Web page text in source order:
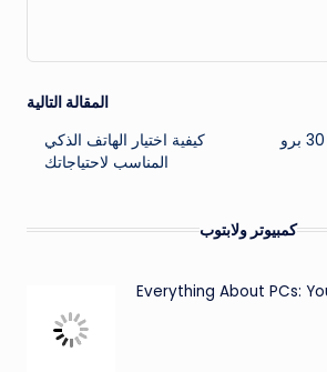
المقالة التالية
كيفية اختيار الهاتف الذكي
المناسب لاحتياجاتك
كمبيوتر ولابتوب
Everything About PCs: